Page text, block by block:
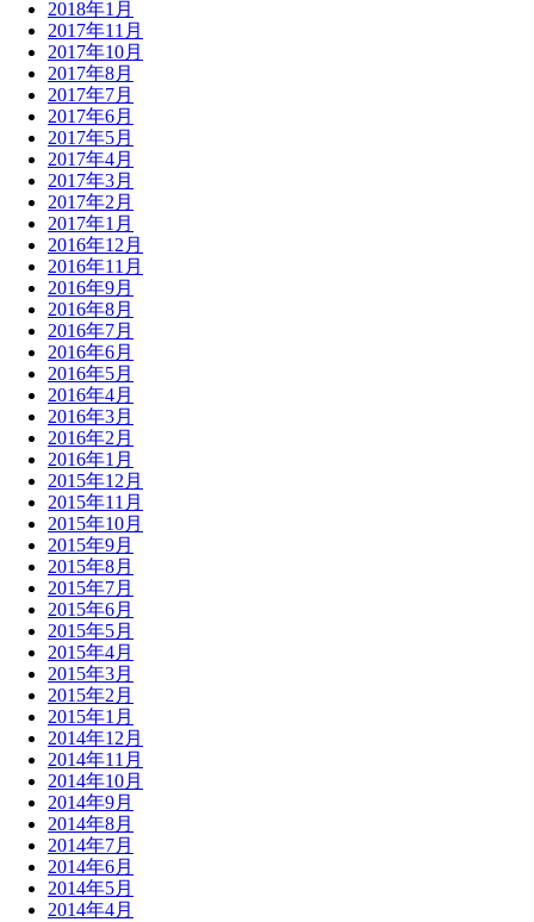
2018年1月
2017年11月
2017年10月
2017年8月
2017年7月
2017年6月
2017年5月
2017年4月
2017年3月
2017年2月
2017年1月
2016年12月
2016年11月
2016年9月
2016年8月
2016年7月
2016年6月
2016年5月
2016年4月
2016年3月
2016年2月
2016年1月
2015年12月
2015年11月
2015年10月
2015年9月
2015年8月
2015年7月
2015年6月
2015年5月
2015年4月
2015年3月
2015年2月
2015年1月
2014年12月
2014年11月
2014年10月
2014年9月
2014年8月
2014年7月
2014年6月
2014年5月
2014年4月